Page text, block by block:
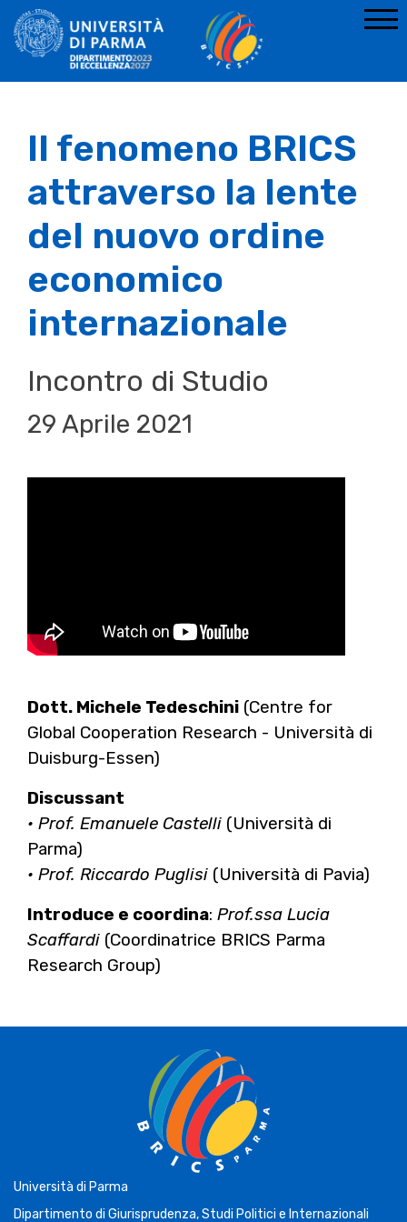
Il fenomeno BRICS
attraverso la lente
del nuovo ordine
economico
internazionale
Incontro di Studio
29 Aprile 2021
Dott. Michele Tedeschini (Centre for
Global Cooperation Research - Università di
Duisburg-Essen)
Discussant
• Prof. Emanuele Castelli (Università di
Parma)
• Prof. Riccardo Puglisi (Università di Pavia)
Introduce e coordina: Prof.ssa Lucia
Scaffardi (Coordinatrice BRICS Parma
Research Group)
Università di Parma
Dipartimento di Giurisprudenza, Studi Politici e Internazionali